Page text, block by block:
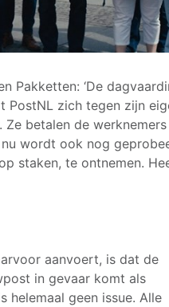
Pakketten: ‘De
PostNL zich tegen zijn
Ze betalen de
wordt ook nog
staken, te ontnemen.
aanvoert, is dat de
in gevaar komt als
helemaal geen issue. Alle